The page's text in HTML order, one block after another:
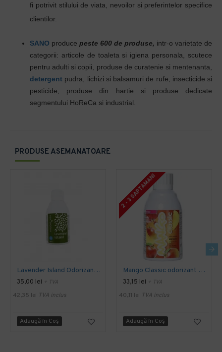
PRODUSE ASEMANATOARE
Lavender Island Odorizant Maxi 243ml Hygiene4You
35,00 lei + TVA
42,35 lei TVA inclus
Adaugă în Coş
2 - 3 SAPTAMANI
Mango Classic odorizant Hygiene 4 You
33,15 lei + TVA
40,11 lei TVA inclus
Adaugă în Coş
fi potrivit stilului de viata, nevoilor si preferintelor specifice
clientilor.
SANO produce peste 600 de produse, intr-o varietate de
categorii: articole de toaleta si igiena personala, scutece
pentru adulti si copii, produse de curatenie si mentenanta,
detergent pudra, lichizi si balsamuri de rufe, insecticide si
pesticide, produse din hartie si produse dedicate
segmentului HoReCa si industrial.